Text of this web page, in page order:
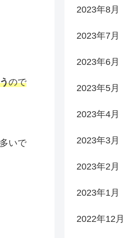
ので
いで
2023年8月
2023年7月
2023年6月
2023年5月
2023年4月
2023年3月
2023年2月
2023年1月
2022年12月